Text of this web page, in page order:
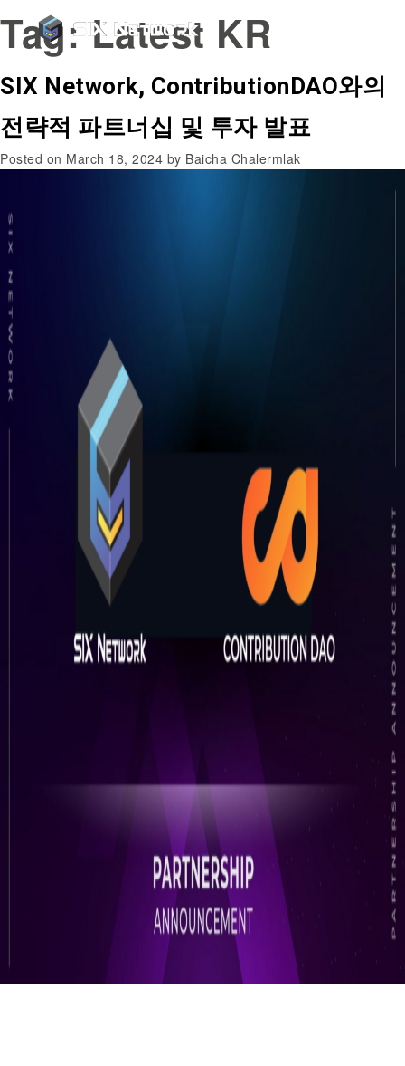
Tag:Latest KR
SIX Network, ContributionDAO와의
전략적 파트너십 및 투자 발표
Posted on March 18, 2024 by Baicha Chalermlak